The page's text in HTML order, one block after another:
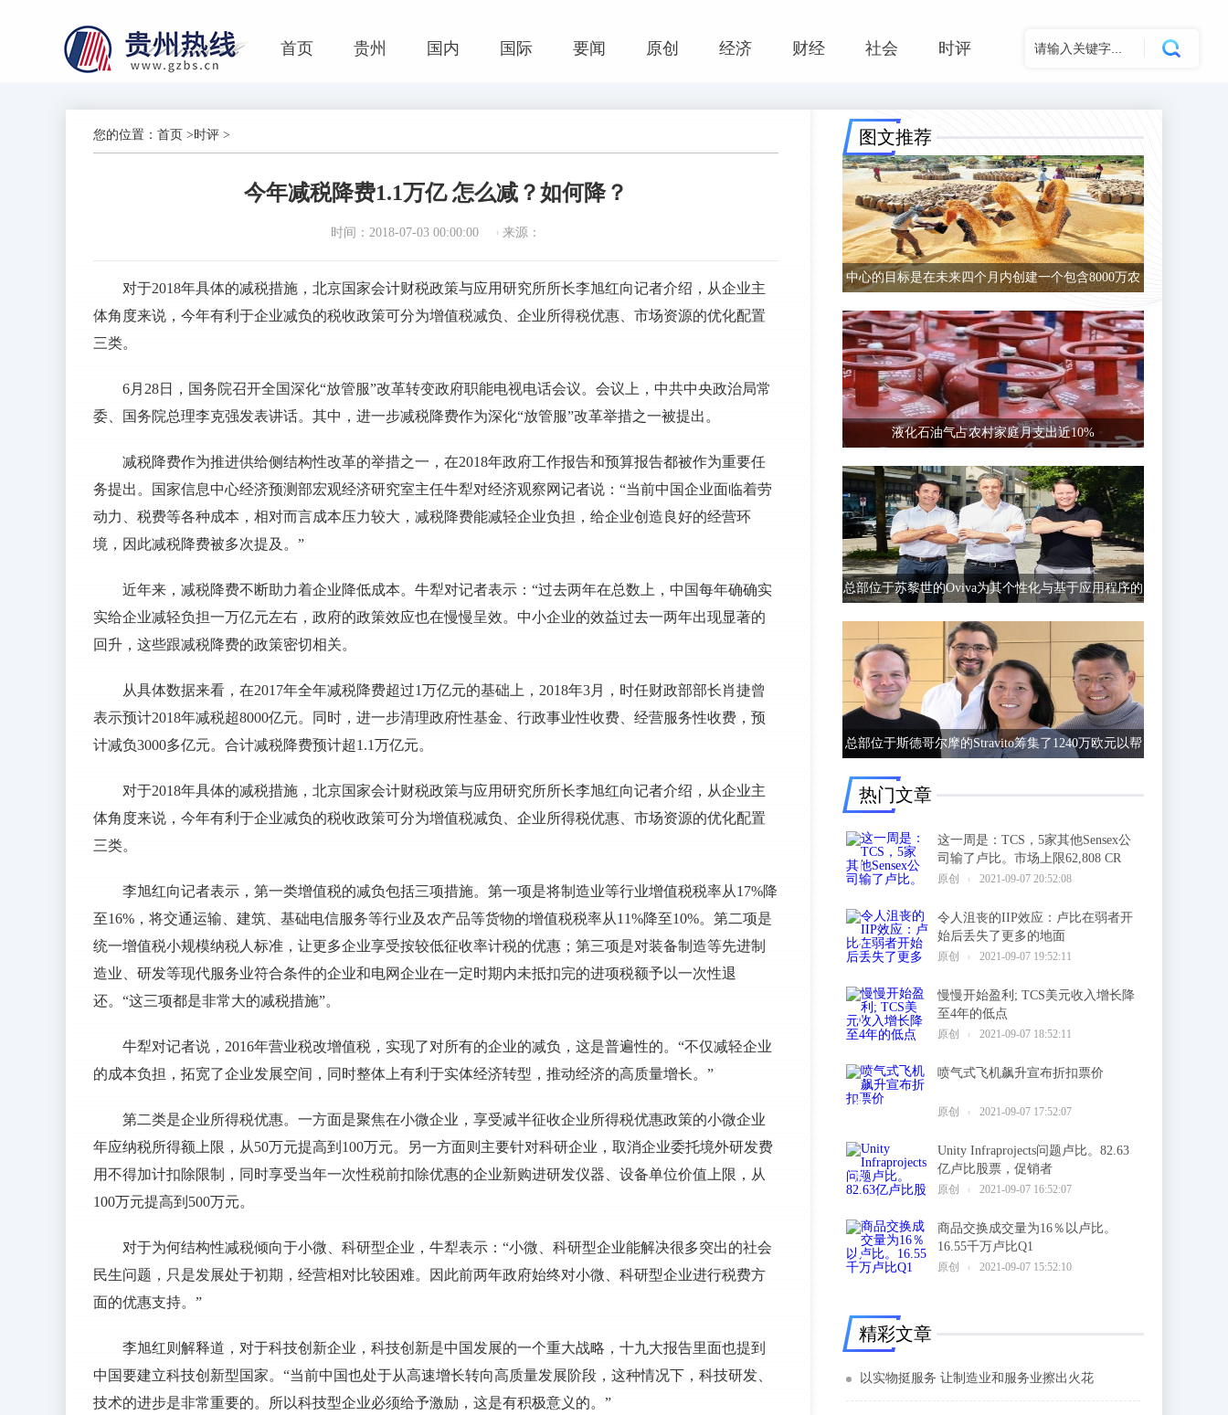
首页 贵州 国内 国际 要闻 原创 经济 财经 社会 时评
您的位置： 首页 >时评 >
今年减税降费1.1万亿 怎么减？如何降？
时间：2018-07-03 00:00:00 来源：
对于2018年具体的减税措施，北京国家会计财税政策与应用研究所所长李旭红向记者介绍，从企业主
体角度来说，今年有利于企业减负的税收政策可分为增值税减负、企业所得税优惠、市场资源的优化配置
三类。
6月28日，国务院召开全国深化“放管服”改革转变政府职能电视电话会议。会议上，中共中央政治局常
委、国务院总理李克强发表讲话。其中，进一步减税降费作为深化“放管服”改革举措之一被提出。
减税降费作为推进供给侧结构性改革的举措之一，在2018年政府工作报告和预算报告都被作为重要任
务提出。国家信息中心经济预测部宏观经济研究室主任牛犁对经济观察网记者说：“当前中国企业面临着劳
动力、税费等各种成本，相对而言成本压力较大，减税降费能减轻企业负担，给企业创造良好的经营环
境，因此减税降费被多次提及。”
近年来，减税降费不断助力着企业降低成本。牛犁对记者表示：“过去两年在总数上，中国每年确确实
实给企业减轻负担一万亿元左右，政府的政策效应也在慢慢呈效。中小企业的效益过去一两年出现显著的
回升，这些跟减税降费的政策密切相关。
从具体数据来看，在2017年全年减税降费超过1万亿元的基础上，2018年3月，时任财政部部长肖捷曾
表示预计2018年减税超8000亿元。同时，进一步清理政府性基金、行政事业性收费、经营服务性收费，预
计减负3000多亿元。合计减税降费预计超1.1万亿元。
对于2018年具体的减税措施，北京国家会计财税政策与应用研究所所长李旭红向记者介绍，从企业主
体角度来说，今年有利于企业减负的税收政策可分为增值税减负、企业所得税优惠、市场资源的优化配置
三类。
李旭红向记者表示，第一类增值税的减负包括三项措施。第一项是将制造业等行业增值税税率从17%降
至16%，将交通运输、建筑、基础电信服务等行业及农产品等货物的增值税税率从11%降至10%。第二项是
统一增值税小规模纳税人标准，让更多企业享受按较低征收率计税的优惠；第三项是对装备制造等先进制
造业、研发等现代服务业符合条件的企业和电网企业在一定时期内未抵扣完的进项税额予以一次性退
还。“这三项都是非常大的减税措施”。
牛犁对记者说，2016年营业税改增值税，实现了对所有的企业的减负，这是普遍性的。“不仅减轻企业
的成本负担，拓宽了企业发展空间，同时整体上有利于实体经济转型，推动经济的高质量增长。”
第二类是企业所得税优惠。一方面是聚焦在小微企业，享受减半征收企业所得税优惠政策的小微企业
年应纳税所得额上限，从50万元提高到100万元。另一方面则主要针对科研企业，取消企业委托境外研发费
用不得加计扣除限制，同时享受当年一次性税前扣除优惠的企业新购进研发仪器、设备单位价值上限，从
100万元提高到500万元。
对于为何结构性减税倾向于小微、科研型企业，牛犁表示：“小微、科研型企业能解决很多突出的社会
民生问题，只是发展处于初期，经营相对比较困难。因此前两年政府始终对小微、科研型企业进行税费方
面的优惠支持。”
李旭红则解释道，对于科技创新企业，科技创新是中国发展的一个重大战略，十九大报告里面也提到
中国要建立科技创新型国家。“当前中国也处于从高速增长转向高质量发展阶段，这种情况下，科技研发、
技术的进步是非常重要的。所以科技型企业必须给予激励，这是有积极意义的。”
图文推荐
中心的目标是在未来四个月内创建一个包含8000万农
液化石油气占农村家庭月支出近10%
总部位于苏黎世的Oviva为其个性化与基于应用程序的
总部位于斯德哥尔摩的Stravito筹集了1240万欧元以帮
热门文章
这一周是：TCS，5家其他Sensex公
司输了卢比。市场上限62,808 CR
原创 2021-09-07 20:52:08
1
令人沮丧的IIP效应：卢比在弱者开
始后丢失了更多的地面
原创 2021-09-07 19:52:11
2
慢慢开始盈利; TCS美元收入增长降
至4年的低点
原创 2021-09-07 18:52:11
3
喷气式飞机飙升宣布折扣票价
原创 2021-09-07 17:52:07
4
Unity Infraprojects问题卢比。82.63
亿卢比股票，促销者
原创 2021-09-07 16:52:07
5
商品交换成交量为16％以卢比。
16.55千万卢比Q1
原创 2021-09-07 15:52:10
6
精彩文章
以实物挺服务 让制造业和服务业擦出火花